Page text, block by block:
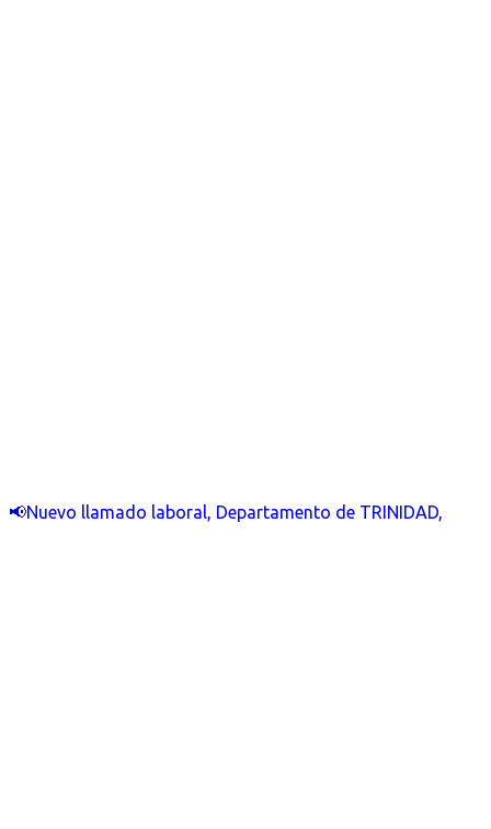
📢Nuevo llamado laboral, Departamento de TRINIDAD,